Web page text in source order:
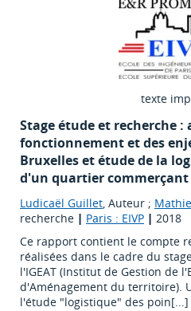
texte
Stage étude et recherche :
fonctionnement et des
Bruxelles et étude de la
d'un quartier commerçant
Ludicaël Guillet, Auteur ;
recherche | Paris : EIVP | 2018
Ce rapport contient le compte
réalisées dans le cadre du
l'IGEAT (Institut de Gestion de
d'Aménagement du territoire).
l'étude "logistique" des poin[...]